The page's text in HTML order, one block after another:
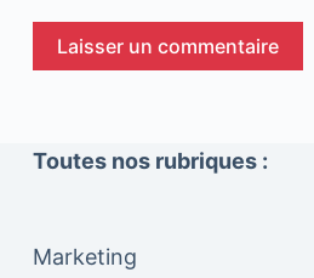
Laisser un commentaire
Toutes nos rubriques :
Marketing